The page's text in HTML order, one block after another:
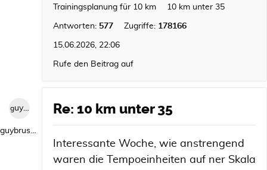
Trainingsplanung für 10 km
10 km unter 35
Antworten: 577 Zugriffe: 178166
15.06.2026, 22:06
Rufe den Beitrag auf
guybrush1992
guybrush1992
Re: 10 km unter 35
Interessante Woche, wie anstrengend
waren die Tempoeinheiten auf ner Skala